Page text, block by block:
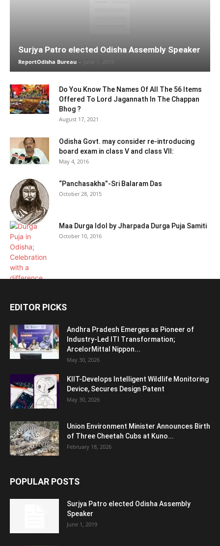
Surjya Patro elected Odisha Assembly Speaker
ReportOdisha Bureau - June 1, 2019
Do You Know The Names Of All The 56 Items
Offered To Lord Jagannath In The Chappan
Bhog ?
August 17, 2021
Odisha Govt. may consider re-introducing
board exam in class V and class VII:
May 4, 2016
“Panchasakha”-Sri Balaram Das
October 28, 2015
Maa Durga Idol by Jharpada Durga Puja Samiti
October 10, 2016
EDITOR PICKS
Andhra Pradesh Emerges as Pioneer of
Industry-Led ITI Transformation;
ArcelorMittal Nippon...
May 30, 2026
KIIT-Develops Intelligent Wildlife Monitoring
Device, Secures Design Patent
May 30, 2026
Union Environment Minister Announces Birth
of Three Cheetah Cubs at Kuno...
February 18, 2026
POPULAR POSTS
Surjya Patro elected Odisha Assembly
Speaker
June 1, 2019